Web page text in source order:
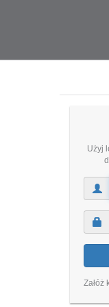
Użyj
Załóż